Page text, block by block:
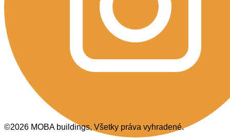
©2026 MOBA buildings, Všetky práva vyhradené.